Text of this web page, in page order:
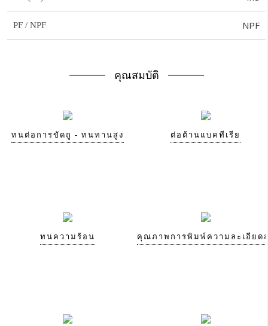
PF / NPF NPF
คุณสมบัติ
ทนต่อการขัดถู - ทนทานสูง ต่อต้านแบคทีเรีย
ทนความร้อน คุณภาพการพิมพ์ความละเอียด